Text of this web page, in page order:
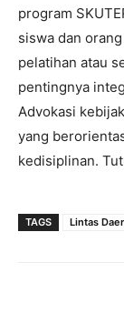
program
siswa dan
pelatihan atau
pentingnya
Advokasi
yang
kedisiplinan.
TAGS Lintas